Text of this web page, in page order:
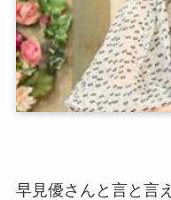
早見優さんと言と言